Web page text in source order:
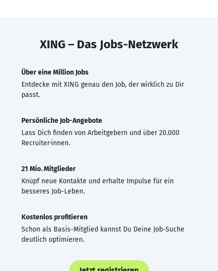
XING – Das Jobs-Netzwerk
Über eine Million Jobs
Entdecke mit XING genau den Job, der wirklich zu Dir
passt.
Persönliche Job-Angebote
Lass Dich finden von Arbeitgebern und über 20.000
Recruiter·innen.
21 Mio. Mitglieder
Knüpf neue Kontakte und erhalte Impulse für ein
besseres Job-Leben.
Kostenlos profitieren
Schon als Basis-Mitglied kannst Du Deine Job-Suche
deutlich optimieren.